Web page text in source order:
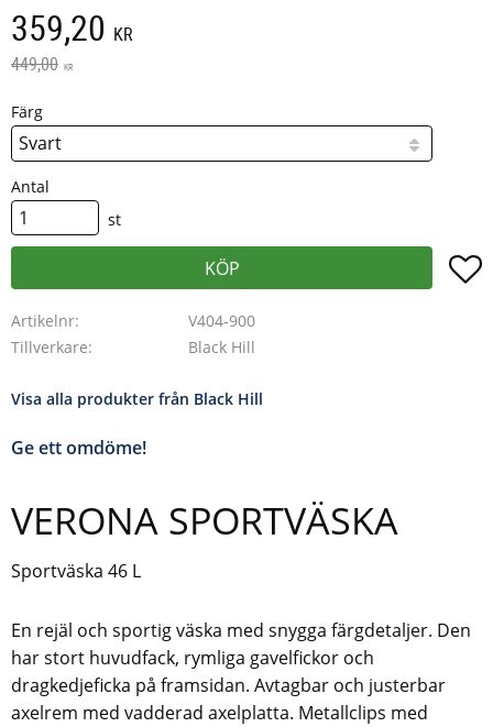
Nedsatt pris:
359,20 KR
Ordinarie pris:
449,00 KR
Färg
Antal
st
KÖP
Artikelnr
V404-900
Tillverkare
Black Hill
Visa alla produkter från Black Hill
Ge ett omdöme!
VERONA SPORTVÄSKA
Sportväska 46 L
En rejäl och sportig väska med snygga färgdetaljer. Den
har stort huvudfack, rymliga gavelfickor och
dragkedjeficka på framsidan. Avtagbar och justerbar
axelrem med vadderad axelplatta. Metallclips med